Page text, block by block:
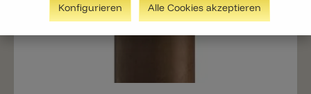
Konfigurieren Alle Cookies akzeptieren